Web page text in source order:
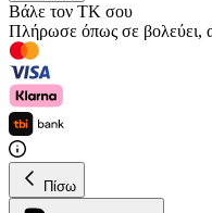
Βάλε τον ΤΚ σου
Πλήρωσε όπως σε βολεύει,
Πίσω